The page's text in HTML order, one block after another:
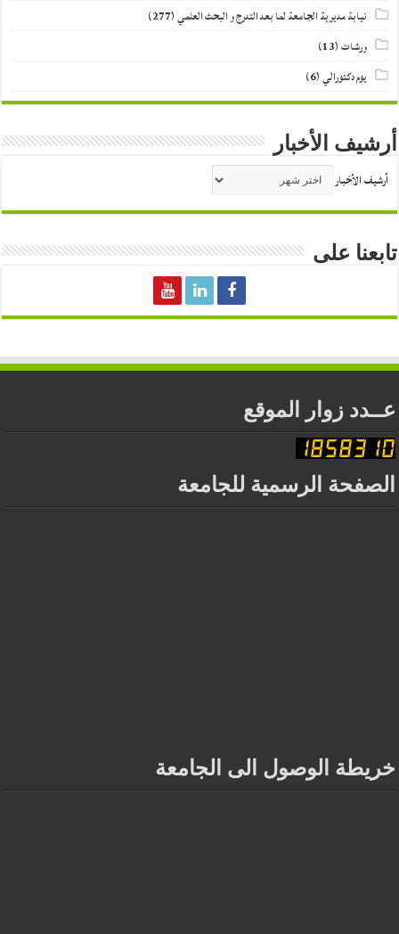
نيابة مديرية الجامعة لما بعد التدرج و البحث العلمي(277)
ورشات(13)
يوم دكتورالي(6)
أرشيف الأخبار
أرشيف الأخبار
تابعنا على
عــدد زوار الموقع
الصفحة الرسمية للجامعة
خريطة الوصول الى الجامعة